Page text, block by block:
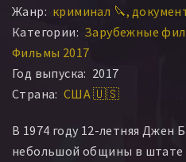
Жанр: криминал 🔪
Категории: Зарубежные
Фильмы 2017
Год выпуска: 2017
Страна: США 🇺🇸
В 1974 году 12-летняя Джен
небольшой общины в штате